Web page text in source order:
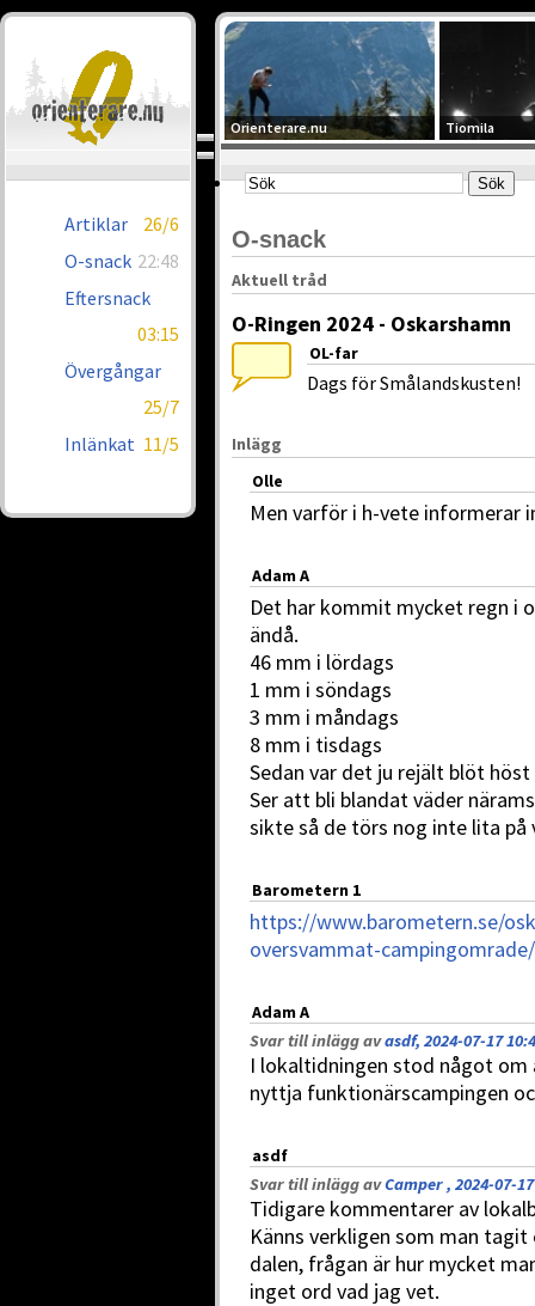
Artiklar
26/6
O-snack 22:48
Eftersnack
03:15
Övergångar
25/7
Inlänkat 11/5
Orienterare.nu Tiomila
O-snack
Aktuell tråd
O-Ringen 2024 - Oskarshamn
OL-far
Dags för Smålandskusten!
Inlägg
Olle
Men varför i h-vete informerar
Adam A
Det har kommit mycket regn i
ändå.
46 mm i lördags
1 mm i söndags
3 mm i måndags
8 mm i tisdags
Sedan var det ju rejält blöt
Ser att bli blandat väder
sikte så de törs nog inte lita på
Barometern 1
https://www.barometern.se/
oversvammat-campingomrade/
Adam A
Svar till inlägg avasdf, 2024-07-17
I lokaltidningen stod något
nyttja funktionärscampingen
asdf
Svar till inlägg avCamper , 2024-07-
Tidigare kommentarer av
Känns verkligen som man
dalen, frågan är hur mycket
inget ord vad jag vet.